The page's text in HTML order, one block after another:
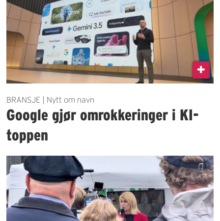
BRANSJE | Nytt om navn
Google gjør omrokkeringer i KI-
toppen